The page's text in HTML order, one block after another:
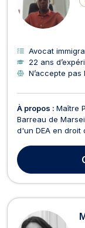
Avocat
22 ans
N’accepte pas
À propos : Maître
Barreau de
d'un DEA en droit
l'énergie, des
met plus de vingt